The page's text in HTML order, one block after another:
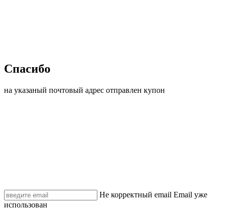
Спасибо
на указаный почтовый адрес отправлен купон
Не корректный email Email уже
использован